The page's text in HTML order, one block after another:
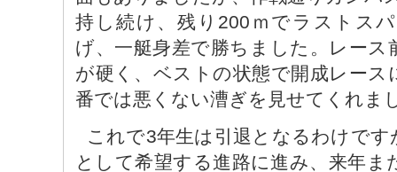
持し続け、残り200ｍでラストス
げ、一艇身差で勝ちました。レー
が硬く、ベストの状態で開成レー
番では悪くない漕ぎを見せてくれま
これで3年生は引退となるわけで
として希望する進路に進み、来年